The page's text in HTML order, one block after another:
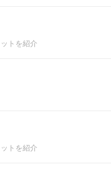
トを紹介
トを紹介